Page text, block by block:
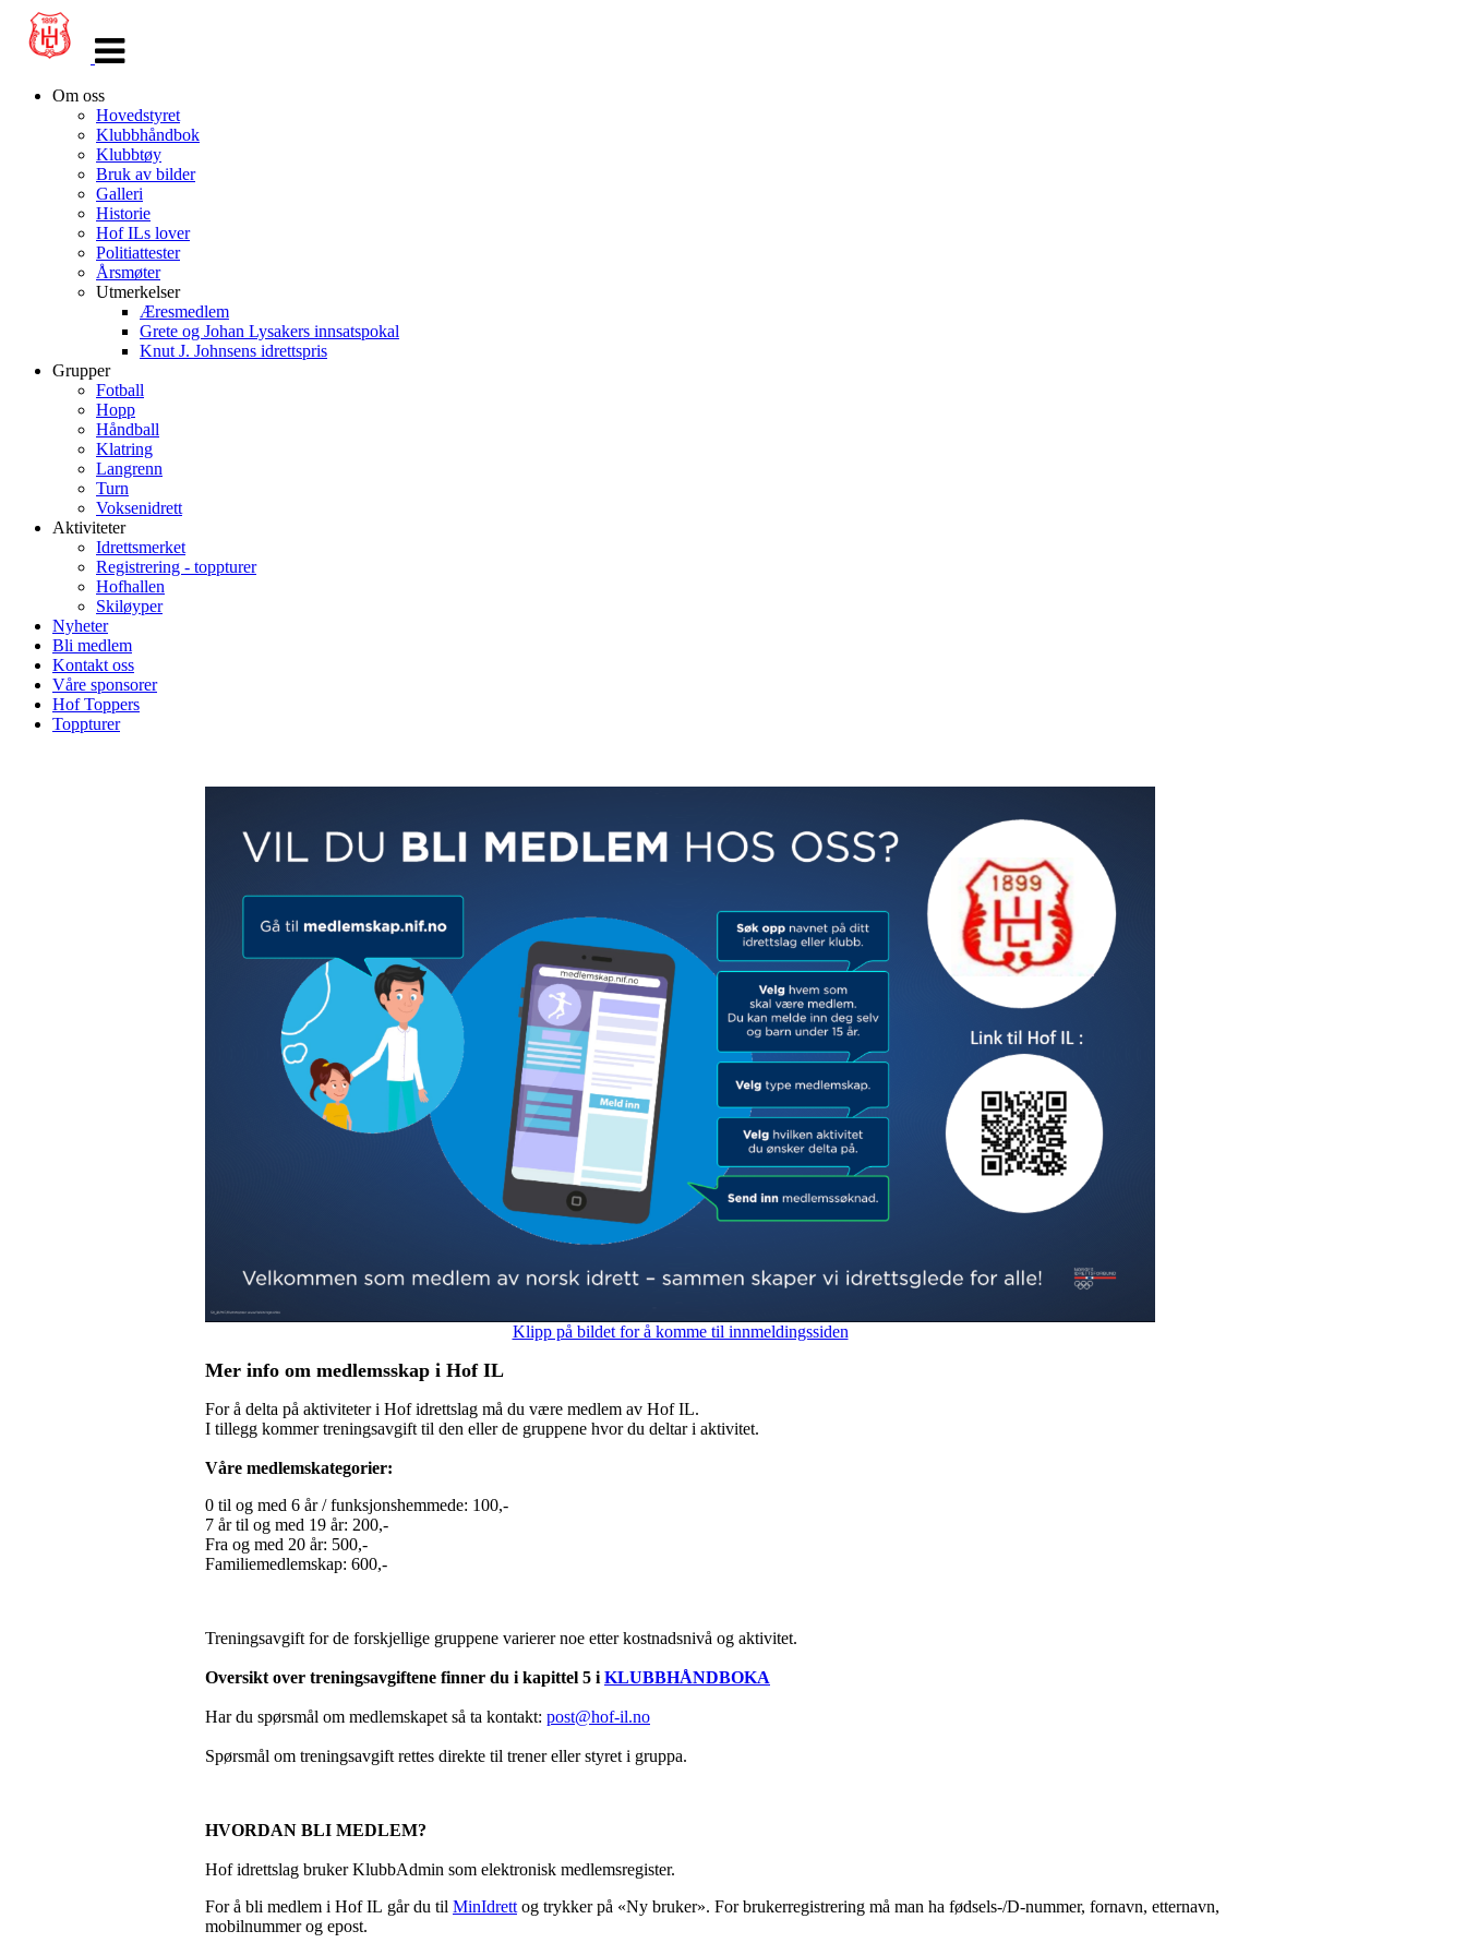
navigasjon
Om oss
Hovedstyret
Klubbhåndbok
Klubbtøy
Bruk av bilder
Galleri
Historie
Hof ILs lover
Politiattester
Årsmøter
Utmerkelser
Æresmedlem
Grete og Johan Lysakers innsatspokal
Knut J. Johnsens idrettspris
Grupper
Fotball
Hopp
Håndball
Klatring
Langrenn
Turn
Voksenidrett
Aktiviteter
Idrettsmerket
Registrering - toppturer
Hofhallen
Skiløyper
Nyheter
Bli medlem
Kontakt oss
Våre sponsorer
Hof Toppers
Toppturer
Klipp på bildet for å komme til innmeldingssiden
Mer info om medlemsskap i Hof IL
For å delta på aktiviteter i Hof idrettslag må du være medlem av Hof IL.
I tillegg kommer treningsavgift til den eller de gruppene hvor du deltar i aktivitet.
Våre medlemskategorier:
0 til og med 6 år / funksjonshemmede: 100,-
7 år til og med 19 år: 200,-
Fra og med 20 år: 500,-
Familiemedlemskap: 600,-
Treningsavgift for de forskjellige gruppene varierer noe etter kostnadsnivå og aktivitet.
Oversikt over treningsavgiftene finner du i kapittel 5 i KLUBBHÅNDBOKA
Har du spørsmål om medlemskapet så ta kontakt: post@hof-il.no
Spørsmål om treningsavgift rettes direkte til trener eller styret i gruppa.
HVORDAN BLI MEDLEM?
Hof idrettslag bruker KlubbAdmin som elektronisk medlemsregister.
For å bli medlem i Hof IL går du til MinIdrett og trykker på «Ny bruker». For brukerregistrering må man ha fødsels-/D-nummer, fornavn, etternavn,
mobilnummer og epost.